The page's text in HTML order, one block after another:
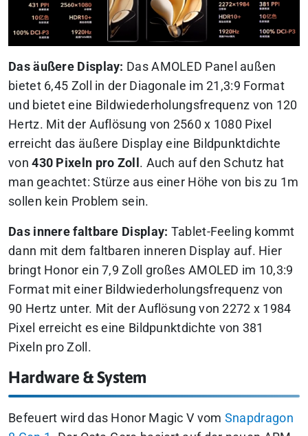
Das äußere Display: Das AMOLED Panel außen
bietet 6,45 Zoll in der Diagonale im 21,3:9 Format
und bietet eine Bildwiederholungsfrequenz von 120
Hertz. Mit der Auflösung von 2560 x 1080 Pixel
erreicht das äußere Display eine Bildpunktdichte
von430 Pixeln pro Zoll . Auch auf den Schutz hat
man geachtet: Stürze aus einer Höhe von bis zu 1m
sollen kein Problem sein.
Das innere faltbare Display: Tablet-Feeling kommt
dann mit dem faltbaren inneren Display auf. Hier
bringt Honor ein 7,9 Zoll großes AMOLED im 10,3:9
Format mit einer Bildwiederholungsfrequenz von
90 Hertz unter. Mit der Auflösung von 2272 x 1984
Pixel erreicht es eine Bildpunktdichte von 381
Pixeln pro Zoll.
Hardware & System
Befeuert wird das Honor Magic V vom Snapdragon